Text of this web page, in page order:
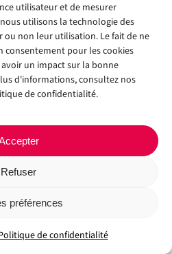
utilisateur et de mesurer
utilisons la technologie des
ou non leur utilisation. Le fait de ne
consentement pour les cookies
un impact sur la bonne
d'informations, consultez nos
de confidentialité.
Refuser
préférences
de confidentialité
Website BuilderbyAvada| All Rights
byWordPress